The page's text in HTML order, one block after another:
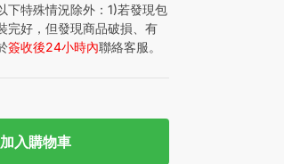
下特殊情況除外：1)若發現包
完好，但發現商品破損、有
簽收後24小時內聯絡客服。
加入購物車